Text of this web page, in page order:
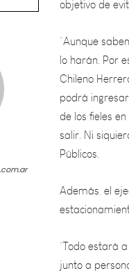
“Aunque
lo harán.
Chileno
podrá
de los fieles
salir. Ni
Públicos.
Además, el
“Todo
junto a